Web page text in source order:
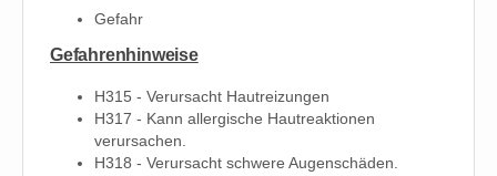
Gefahr
Gefahrenhinweise
H315 - Verursacht Hautreizungen
H317 - Kann allergische Hautreaktionen
verursachen.
H318 - Verursacht schwere Augenschäden.